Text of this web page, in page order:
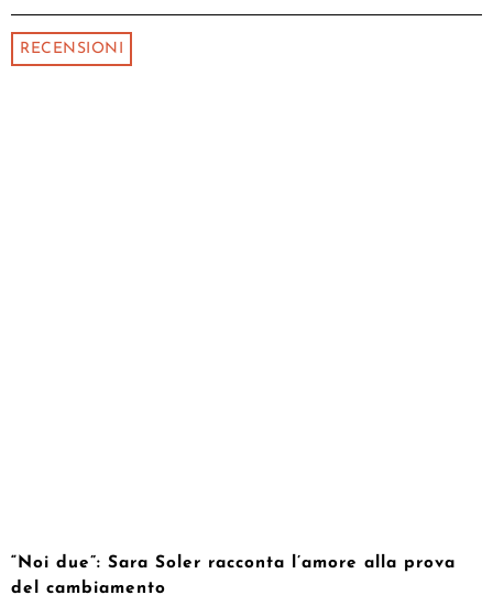
RECENSIONI
“Noi due”: Sara Soler racconta l’amore alla prova
del cambiamento